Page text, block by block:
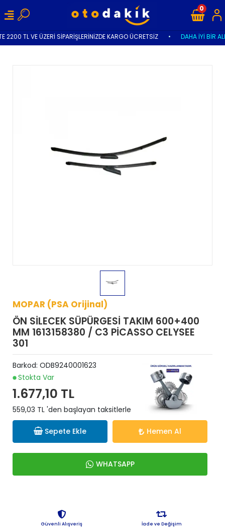
2200 TL VE ÜZERİ SİPARİŞLERİNİZDE KARGO ÜCRETSİZ DAHA İYİ BİR
0
MOPAR (PSA Orijinal)
ÖN SİLECEK SÜPÜRGESİ TAKIM 600+400
MM 1613158380 / C3 PİCASSO CELYSEE
301
Barkod: ODB9240001623
Stokta Var
1.677,10 TL
559,03 TL 'den başlayan taksitlerle
Sepete Ekle Hemen Al
WHATSAPP
Güvenli Alışveriş İade ve Değişim